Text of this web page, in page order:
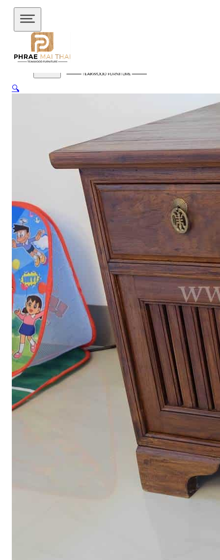
ข้ามไปยังเนื้อหาหลัก
อัปเดตล่าสุด
ชั้นวางทีวี ไม้สักโมเดิร์นชั้นวางทีวี ไม้สักมินิ
ชั้นวางของไม้สักชุดกาแฟขาเหล็กชุดนั่งระเบียงชุด
รับแขก
ชุดโต๊ะไม้แท้ชุดโต๊ะไม้สัก โมเดิร์น
ชุดโต๊ะไม้สัก มิ
นิมอลชุดโต๊ะบาร์ ชุดโต๊ะอาหาร ตู้เสื้อผ้า
ตู้เสื้อผ้า โมเดิร์น
ตู้รองเท้าตู้หนังสือ / ชั้นวางหนังสือ ตู้หัวเตียงตู้โชว์ตู้โชว์
ไม้สัก โมเดิร์น ประตูประตูไม้สัก โมเดิร์น
ประตูนิรภัยคู่ชอง
แสงประตูบานคู่ ประตูบานเฟี้ยม ภาพแกะสลัก
ม้านั่งยาว
หน้าต่าง
ห้องชุด เก้าอี้เก้าอี้ไม้สัก โมเดิร์นเก้าอี้ไม้สัก มินิ
มอลเตียง เตียงไม้สัก โมเดิร์นเตียงไม้สัก มินิมอลโซฟา
โซฟาไม้สัก โมเดิร์น
โต๊ะไม้สัก โต๊ะกลางโซฟา โต๊ะทำงาน
โต๊ะทํางานไม้สัก โมเดิร์นโต๊ะทำงานไม้สัก มินิมอลโต๊ะ
ประชุมโต๊ะวางของโต๊ะหมู่บูชาโต๊ะอาหารโต๊ะกินข้าวไม้สัก
กลมโต๊ะกินข้าวไม้สัก โมเดิร์นโต๊ะกินข้าวไม้สัก มินิมอล
โต๊ะเครื่อง(แป้ง)
ไม้แปรรูป อื่นๆสินค้าทั้งหมด (ALL
PRODUCT)
เกี่ยวกับเรา (ABOUT US)
ประวัติแพร่ไม้ไทย (COMPANY BACKGROUND)
ลูกค้าและพาร์ทเนอร์ (OUR CUSTOMERS)
โรงงานแพร่ไม้ไทย (FACTORY)
ผลงาน (ACHIVEMENT)
ข่าวสารและบทความ (ARTICLE)
🔍